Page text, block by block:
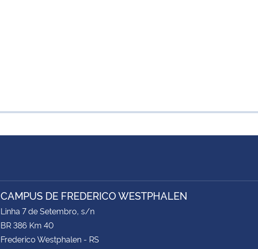
CAMPUS DE FREDERICO WESTPHALEN
Linha 7 de Setembro, s/n
BR 386 Km 40
Frederico Westphalen - RS